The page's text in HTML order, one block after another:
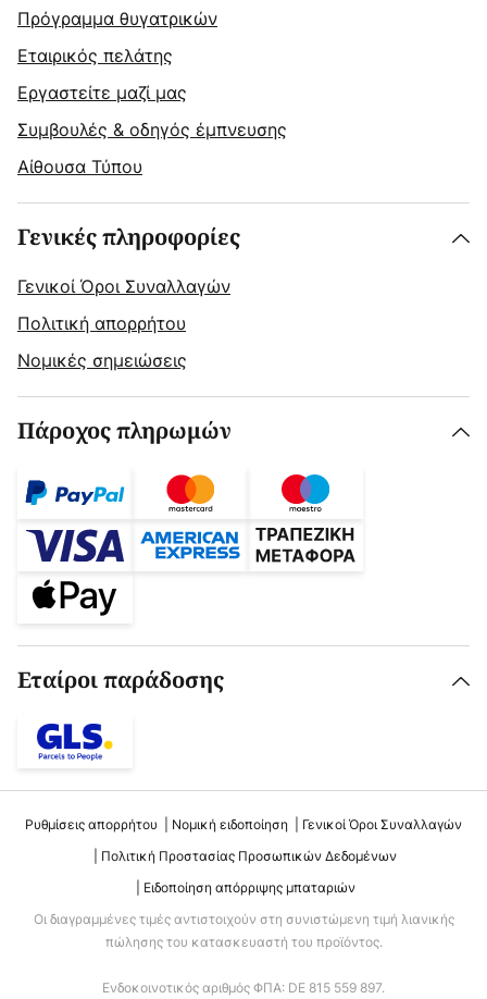
Πρόγραμμα θυγατρικών
Εταιρικός πελάτης
Εργαστείτε μαζί μας
Συμβουλές & οδηγός έμπνευσης
Αίθουσα Τύπου
Γενικές πληροφορίες
Γενικοί Όροι Συναλλαγών
Πολιτική απορρήτου
Νομικές σημειώσεις
Πάροχος πληρωμών
Εταίροι παράδοσης
Ρυθμίσεις απορρήτου Νομική ειδοποίηση
Γενικοί Όροι Συναλλαγών
Πολιτική Προστασίας Προσωπικών Δεδομένων
Ειδοποίηση απόρριψης μπαταριών
Οι διαγραμμένες τιμές αντιστοιχούν στη συνιστώμενη τιμή λιανικής
πώλησης του κατασκευαστή του προϊόντος.
Ενδοκοινοτικός αριθμός ΦΠΑ: DE 815 559 897.